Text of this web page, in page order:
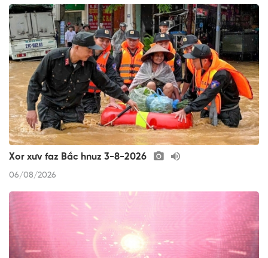
Xor xưv faz Bắc hnuz 3-8-2026
06/08/2026